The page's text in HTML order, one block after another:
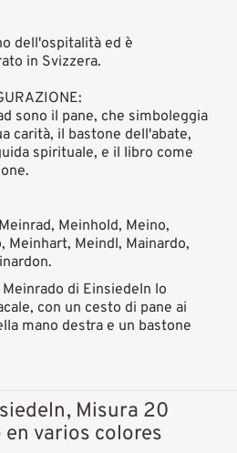
dell'ospitalità ed è
in Svizzera.
sono il pane, che simboleggia
carità, il bastone dell'abate,
spirituale, e il libro come
Meinhold, Meino,
Meinhart, Meindl, Mainardo,
di Einsiedeln lo
con un cesto di pane ai
mano destra e un bastone
Misura 20
varios colores